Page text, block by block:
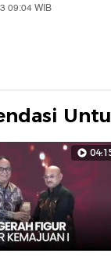
09:04 WIB